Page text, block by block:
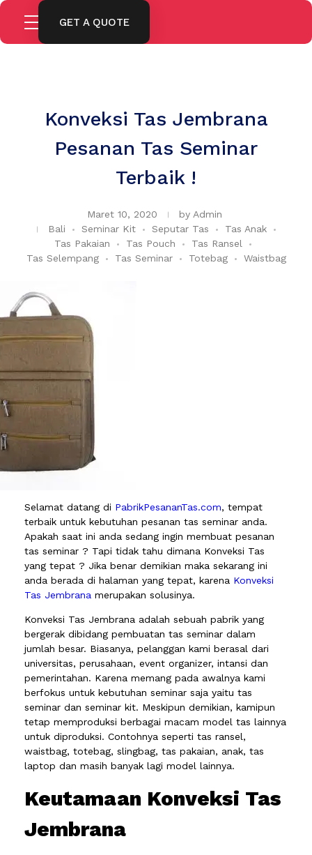
GET A QUOTE
Konveksi Tas Jembrana
Pesanan Tas Seminar
Terbaik !
Maret 10, 2020 by Admin
Bali
Seminar Kit Seputar Tas
Tas Anak
Tas Pakaian
Tas Pouch
Tas Ransel
Tas Selempang
Tas Seminar Totebag Waistbag
Selamat datang di PabrikPesananTas.com, tempat
terbaik untuk kebutuhan pesanan tas seminar anda.
Apakah saat ini anda sedang ingin membuat pesanan
tas seminar ? Tapi tidak tahu dimana Konveksi Tas
yang tepat ? Jika benar demikian maka sekarang ini
anda berada di halaman yang tepat, karena Konveksi
Tas Jembrana merupakan solusinya.
Konveksi Tas Jembrana adalah sebuah pabrik yang
bergerak dibidang pembuatan tas seminar dalam
jumlah besar. Biasanya, pelanggan kami berasal dari
universitas, perusahaan, event organizer, intansi dan
pemerintahan. Karena memang pada awalnya kami
berfokus untuk kebutuhan seminar saja yaitu tas
seminar dan seminar kit. Meskipun demikian, kamipun
tetap memproduksi berbagai macam model tas lainnya
untuk diproduksi. Contohnya seperti tas ransel,
waistbag, totebag, slingbag, tas pakaian, anak, tas
laptop dan masih banyak lagi model lainnya.
Keutamaan Konveksi Tas
Jembrana